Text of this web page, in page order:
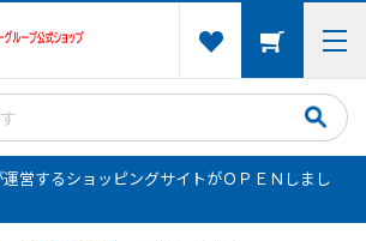
営するショッピングサイトがＯＰＥＮしまし